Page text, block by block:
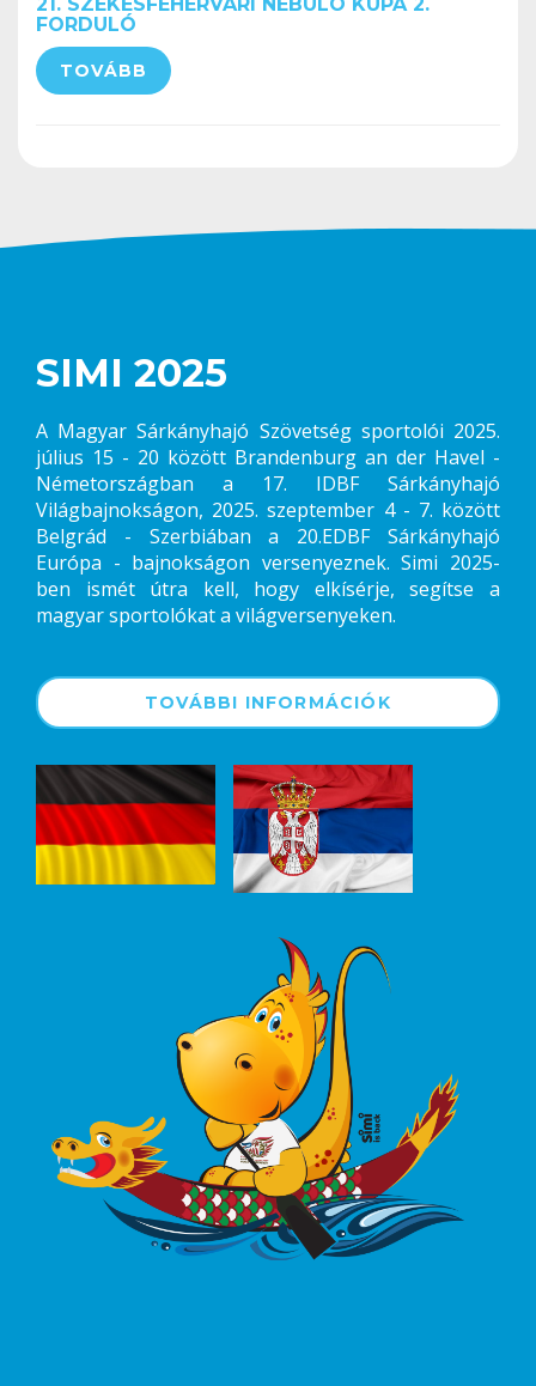
FORDULÓ
TOVÁBB
SIMI 2025
A Magyar Sárkányhajó Szövetség sportolói 2025.
július 15 - 20 között Brandenburg an der Havel -
Németországban a 17. IDBF Sárkányhajó
Világbajnokságon, 2025. szeptember 4 - 7. között
Belgrád - Szerbiában a 20.EDBF Sárkányhajó
Európa - bajnokságon versenyeznek. Simi 2025-
ben ismét útra kell, hogy elkísérje, segítse a
magyar sportolókat a világversenyeken.
TOVÁBBI INFORMÁCIÓK